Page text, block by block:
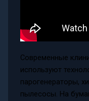
Современные
используют
парогенераторы,
пылесосы. На